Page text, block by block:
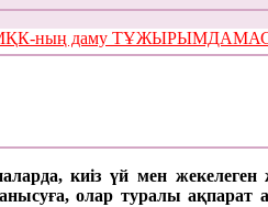
КМҚК-ның даму
киіз үй мен
олар туралы ақпарат